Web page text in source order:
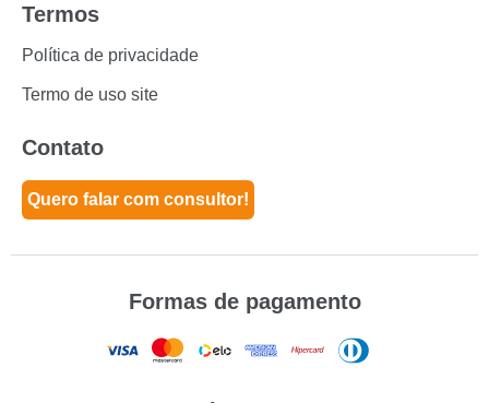
Termos
Política de privacidade
Termo de uso site
Contato
Quero falar com consultor!
Formas de pagamento